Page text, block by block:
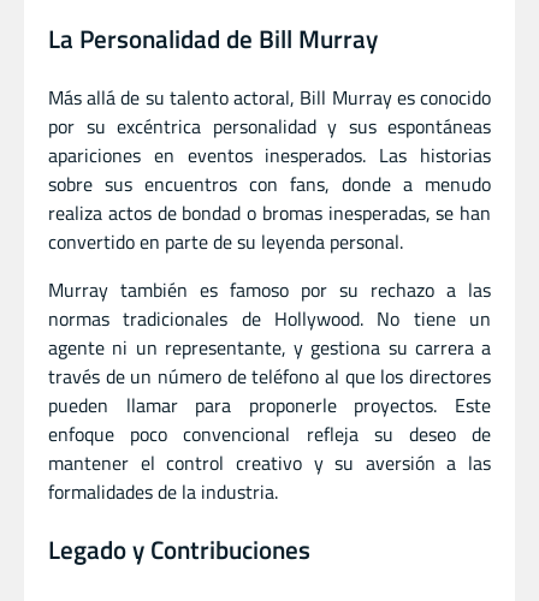
La Personalidad de Bill Murray
Más allá de su talento actoral, Bill Murray es conocido
por su excéntrica personalidad y sus espontáneas
apariciones en eventos inesperados. Las historias
sobre sus encuentros con fans, donde a menudo
realiza actos de bondad o bromas inesperadas, se han
convertido en parte de su leyenda personal.
Murray también es famoso por su rechazo a las
normas tradicionales de Hollywood. No tiene un
agente ni un representante, y gestiona su carrera a
través de un número de teléfono al que los directores
pueden llamar para proponerle proyectos. Este
enfoque poco convencional refleja su deseo de
mantener el control creativo y su aversión a las
formalidades de la industria.
Legado y Contribuciones